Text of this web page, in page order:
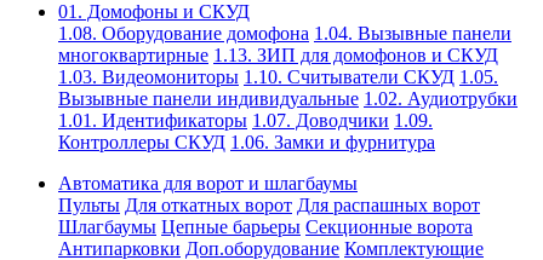
01. Домофоны и СКУД
1.08. Оборудование домофона 1.04. Вызывные панели
многоквартирные 1.13. ЗИП для домофонов и СКУД
1.03. Видеомониторы 1.10. Считыватели СКУД 1.05.
Вызывные панели индивидуальные 1.02. Аудиотрубки
1.01. Идентификаторы 1.07. Доводчики 1.09.
Контроллеры СКУД 1.06. Замки и фурнитура
Автоматика для ворот и шлагбаумы
Пульты Для откатных ворот Для распашных ворот
Шлагбаумы Цепные барьеры Секционные ворота
Антипарковки Доп.оборудование Комплектующие